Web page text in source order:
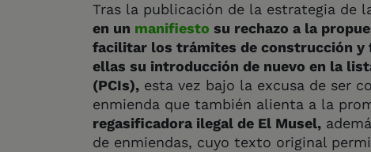
Tras la publicación de la estrategia de
en un manifiesto su rechazo a la
facilitar los trámites de construcción y
ellas su introducción de nuevo en la
(PCIs), esta vez bajo la excusa de ser
enmienda que también alienta a la
regasificadora ilegal de El Musel,
de enmiendas, cuyo texto original